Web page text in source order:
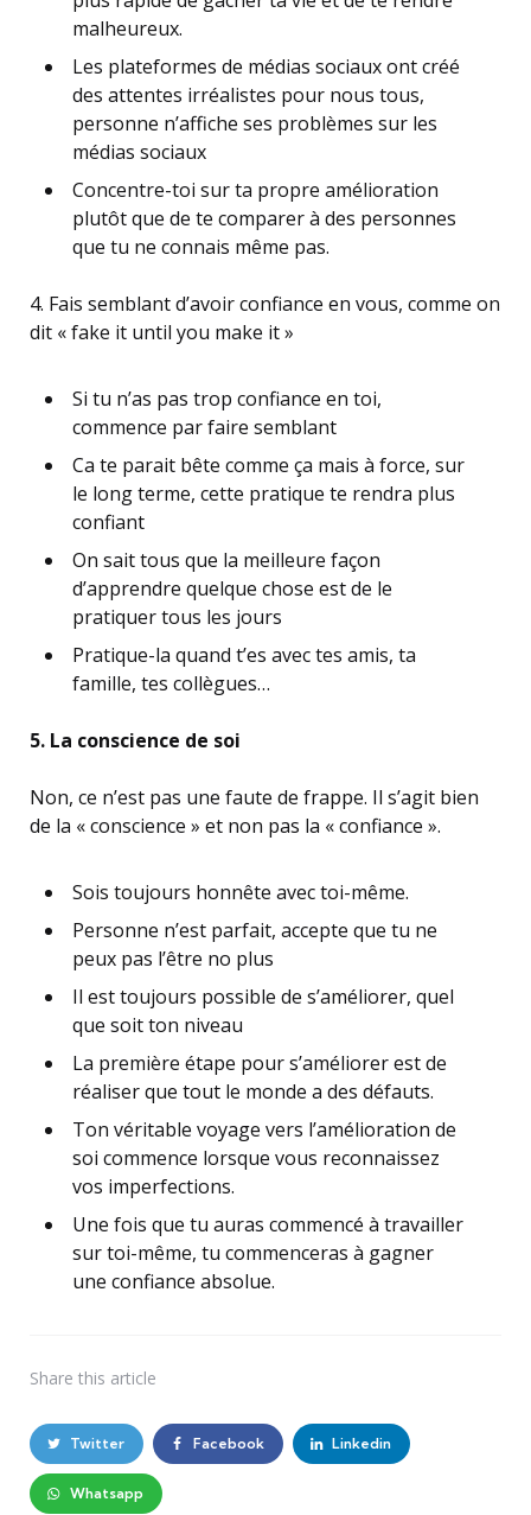
malheureux.
Les plateformes de médias sociaux ont créé
des attentes irréalistes pour nous tous,
personne n’affiche ses problèmes sur les
médias sociaux
Concentre-toi sur ta propre amélioration
plutôt que de te comparer à des personnes
que tu ne connais même pas.
4. Fais semblant d’avoir confiance en vous, comme on
dit « fake it until you make it »
Si tu n’as pas trop confiance en toi,
commence par faire semblant
Ca te parait bête comme ça mais à force, sur
le long terme, cette pratique te rendra plus
confiant
On sait tous que la meilleure façon
d’apprendre quelque chose est de le
pratiquer tous les jours
Pratique-la quand t’es avec tes amis, ta
famille, tes collègues…
5. La conscience de soi
Non, ce n’est pas une faute de frappe. Il s’agit bien
de la « conscience » et non pas la « confiance ».
Sois toujours honnête avec toi-même.
Personne n’est parfait, accepte que tu ne
peux pas l’être no plus
Il est toujours possible de s’améliorer, quel
que soit ton niveau
La première étape pour s’améliorer est de
réaliser que tout le monde a des défauts.
Ton véritable voyage vers l’amélioration de
soi commence lorsque vous reconnaissez
vos imperfections.
Une fois que tu auras commencé à travailler
sur toi-même, tu commenceras à gagner
une confiance absolue.
Share this article
Twitter Facebook Linkedin
Whatsapp